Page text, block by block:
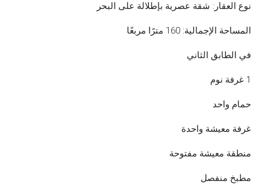
نوع العقار: شقة عصرية بإطلالة على البحر
المساحة الإجمالية: 160 مترًا مربعًا
في الطابق الثاني
1 غرفة نوم
حمام واحد
غرفة معيشة واحدة
منطقة معيشة مفتوحة
مطبخ منفصل